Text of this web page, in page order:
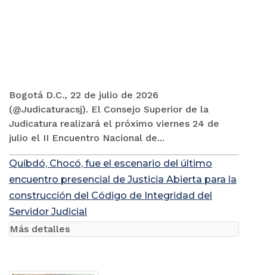
Bogotá D.C., 22 de julio de 2026
(@Judicaturacsj). El Consejo Superior de la
Judicatura realizará el próximo viernes 24 de
julio el II Encuentro Nacional de...
Quibdó, Chocó, fue el escenario del último
encuentro presencial de Justicia Abierta para la
construcción del Código de Integridad del
Servidor Judicial
Más detalles